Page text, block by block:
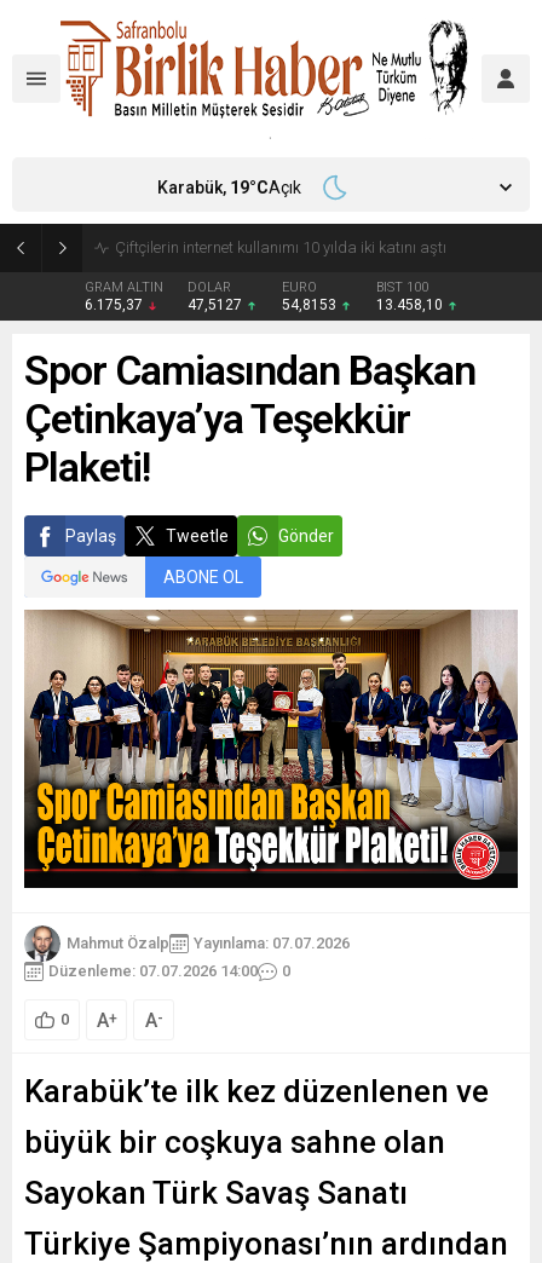
Çiftçilerin internet kullanımı 10 yılda iki katını aştı
GRAM ALTIN
6.175,37
DOLAR
47,5127
EURO
54,8153
BIST 100
13.458,10
Karabük, 19°CAçık
Spor Camiasından Başkan
Çetinkaya’ya Teşekkür
Plaketi!
Paylaş Tweetle Gönder
ABONE OL
Mahmut Özalp
Yayınlama: 07.07.2026
Düzenleme: 07.07.2026 14:00
0
0 A+ A-
Karabük’te ilk kez düzenlenen ve
büyük bir coşkuya sahne olan
Sayokan Türk Savaş Sanatı
Türkiye Şampiyonası’nın ardından